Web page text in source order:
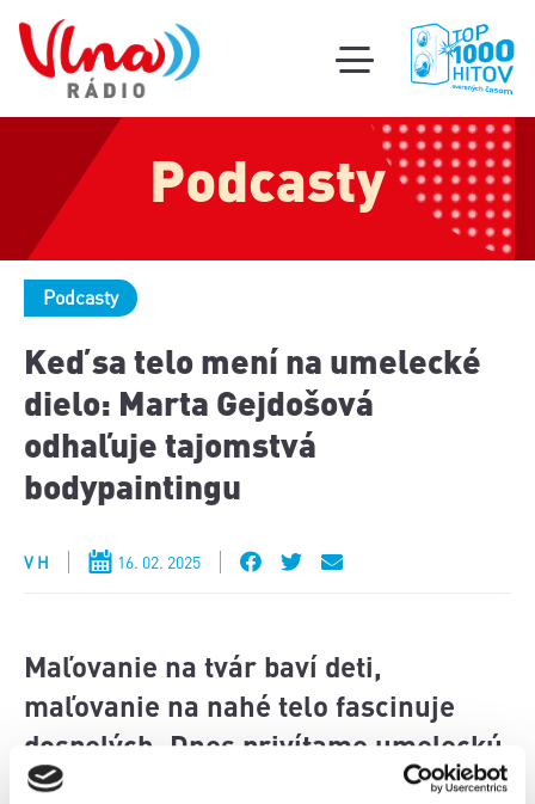
toggle
mobile
menu
Podcasty
Podcasty
Keď sa telo mení na umelecké
dielo: Marta Gejdošová
odhaľuje tajomstvá
bodypaintingu
V H 16. 02. 2025
Maľovanie na tvár baví deti,
maľovanie na nahé telo fascinuje
dospelých. Dnes privítame umeleckú
maliarku Martu Gejdošovú, ktorá sa